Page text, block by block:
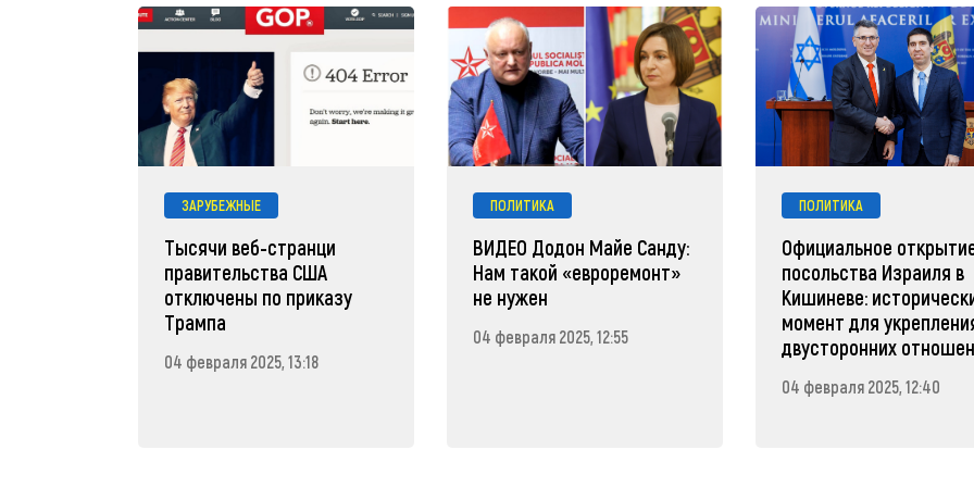
ЗАРУБЕЖНЫЕ
Тысячи веб-странци
правительства США
отключены по приказу
Трампа
04 февраля 2025, 13:18
ПОЛИТИКА
ВИДЕО Додон Майе Санду:
Нам такой «евроремонт»
не нужен
04 февраля 2025, 12:55
ПОЛИТИКА
Официальное
посольства Израиля в
Кишиневе:
момент для
двусторонних
04 февраля 2025, 12:40